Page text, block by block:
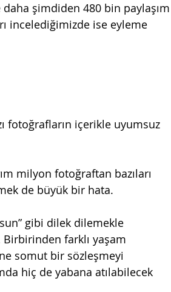
şimdiden 480 bin paylaşım
incelediğimizde ise eyleme
fotoğrafların içerikle uyumsuz
milyon fotoğraftan bazıları
de büyük bir hata.
gibi dilek dilemekle
Birbirinden farklı yaşam
somut bir sözleşmeyi
hiç de yabana atılabilecek